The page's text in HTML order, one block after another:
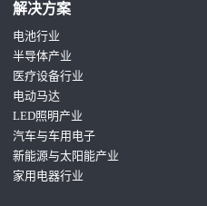
解决方案
电池行业
半导体产业
医疗设备行业
电动马达
LED照明产业
汽车与车用电子
新能源与太阳能产业
家用电器行业